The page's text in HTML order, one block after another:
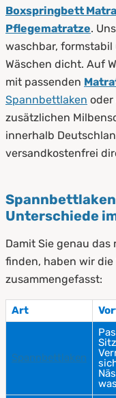
Boxspringbett
Pflegematratze.
waschbar,
Wäschen dicht. Auf
mit passenden
Spannbettlaken oder
zusätzlichen
innerhalb
versandkostenfrei
Unterschiede
Damit Sie genau
finden, haben wir
zusammengefasst:
Art
Spannbettlaken